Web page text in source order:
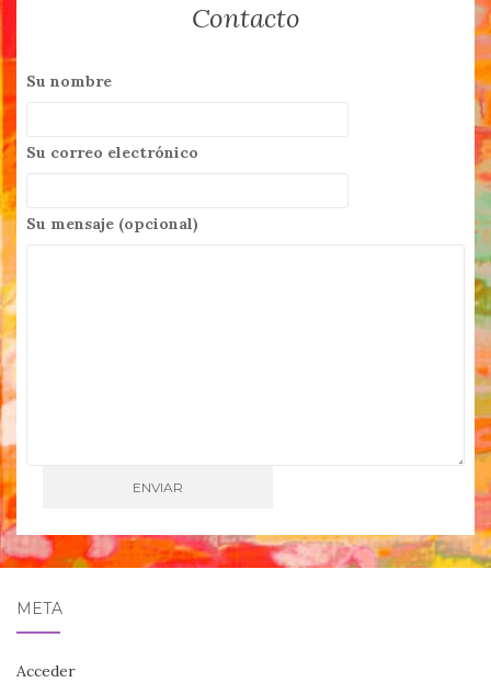
Contacto
Su nombre
Su correo electrónico
Su mensaje (opcional)
META
Acceder